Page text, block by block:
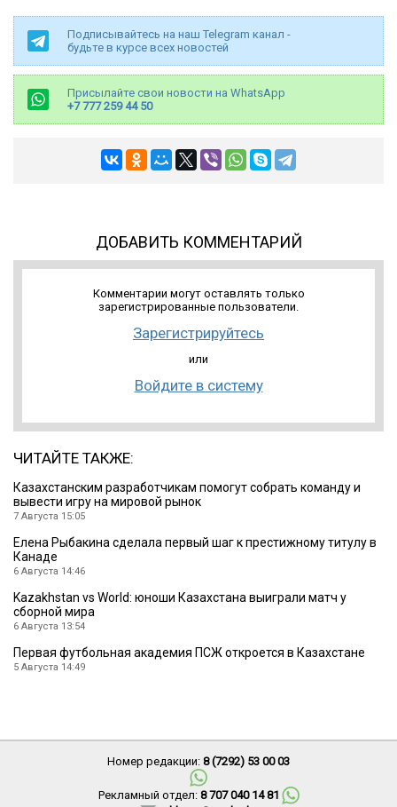
Подписывайтесь на наш Telegram канал -
будьте в курсе всех новостей
Присылайте свои новости на WhatsApp
+7 777 259 44 50
ДОБАВИТЬ КОММЕНТАРИЙ
Комментарии могут оставлять только
зарегистрированные пользователи.
Зарегистрируйтесь
или
Войдите в систему
ЧИТАЙТЕ ТАКЖЕ:
Казахстанским разработчикам помогут собрать команду и
вывести игру на мировой рынок
7 Августа 15:05
Елена Рыбакина сделала первый шаг к престижному титулу в
Канаде
6 Августа 14:46
Kazakhstan vs World: юноши Казахстана выиграли матч у
сборной мира
6 Августа 13:54
Первая футбольная академия ПСЖ откроется в Казахстане
5 Августа 14:49
Номер редакции: 8 (7292) 53 00 03
Рекламный отдел: 8 707 040 14 81